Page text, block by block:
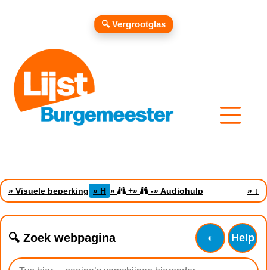
» Visuele beperking » H » +» -» Audiohulp » ↓
🔍 Zoek webpagina ◐ Help
🔍 Vergrootglas